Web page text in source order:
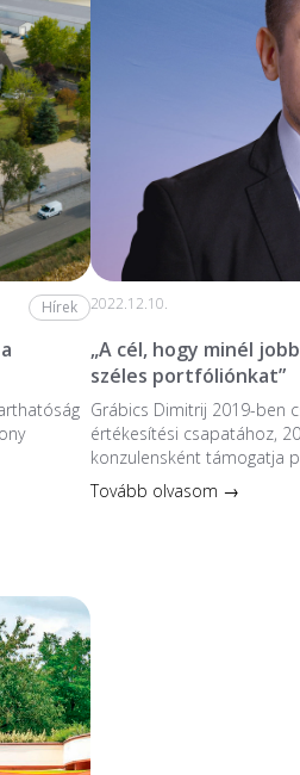
Hírek 2022.12.10.
„A cél, hogy minél
széles portfóliónkat”
Grábics Dimitrij 2019-ben
értékesítési csapatához,
konzulensként támogatja
Tovább olvasom →